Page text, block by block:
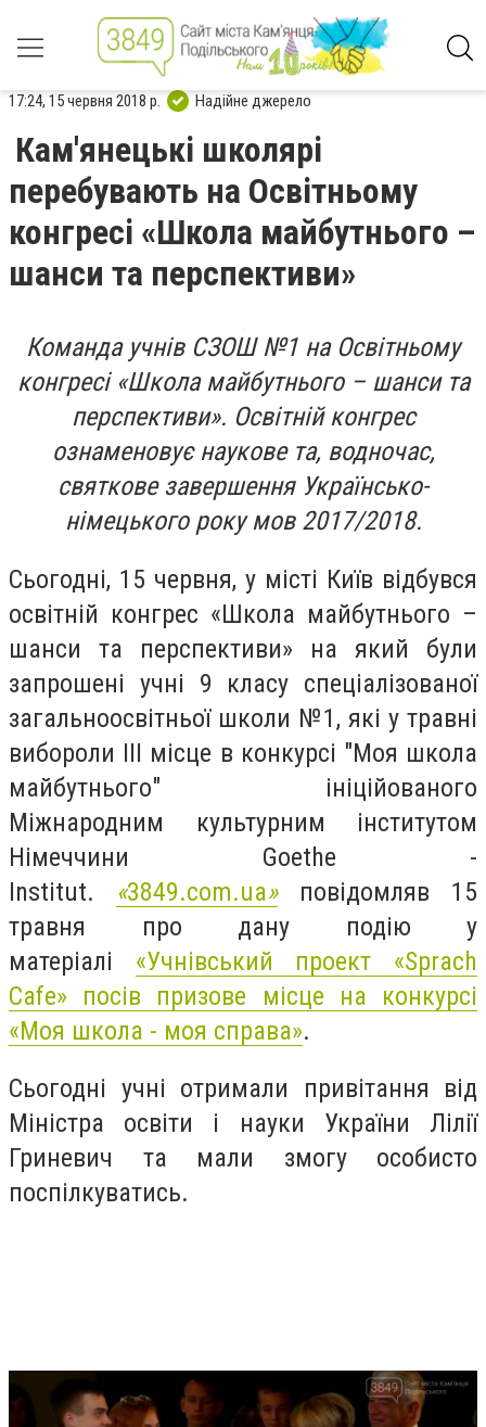
17:24, 15 червня 2018 р. Надійне джерело
Кам'янецькі школярі
перебувають на Освітньому
конгресі «Школа майбутнього –
шанси та перспективи»
Команда учнів СЗОШ №1 на Освітньому
конгресі «Школа майбутнього – шанси та
перспективи». Освітній конгрес
ознаменовує наукове та, водночас,
святкове завершення Українсько-
німецького року мов 2017/2018.
Сьогодні, 15 червня, у місті Київ відбувся
освітній конгрес «Школа майбутнього –
шанси та перспективи» на який були
запрошені учні 9 класу спеціалізованої
загальноосвітньої школи №1, які у травні
вибороли III місце в конкурсі "Моя школа
майбутнього" ініційованого
Міжнародним культурним інститутом
Німеччини Goethe -
Institut. «3849.com.ua»повідомляв 15
травня про дану подію у
матеріалі «Учнівський проект «Sprach
Cafe» посів призове місце на конкурсі
«Моя школа - моя справа».
Сьогодні учні отримали привітання від
Міністра освіти і науки України Лілії
Гриневич та мали змогу особисто
поспілкуватись.